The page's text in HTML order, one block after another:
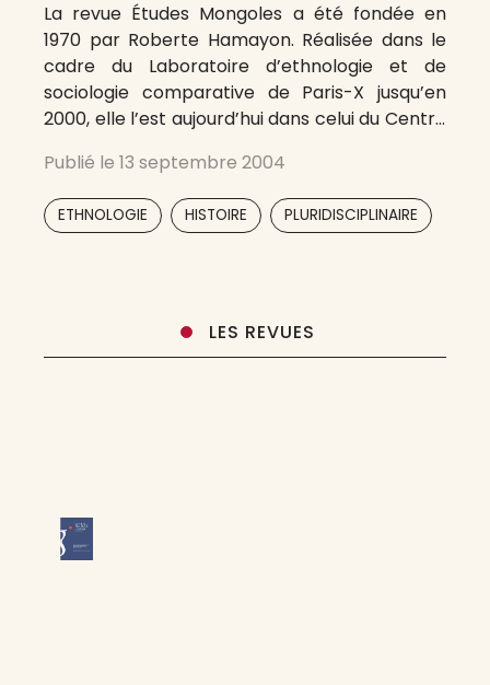
La revue Études Mongoles a été fondée en
1970 par Roberte Hamayon. Réalisée dans le
cadre du Laboratoire d’ethnologie et de
sociologie comparative de Paris-X jusqu’en
2000, elle l’est aujourd’hui dans celui du Centre
Pratique des Hautes Études. Son domaine s’est
élargi à la Sibérie en 1976, puis à
Publié le 13 septembre 2004
ETHNOLOGIE HISTOIRE PLURIDISCIPLINAIRE
LES REVUES